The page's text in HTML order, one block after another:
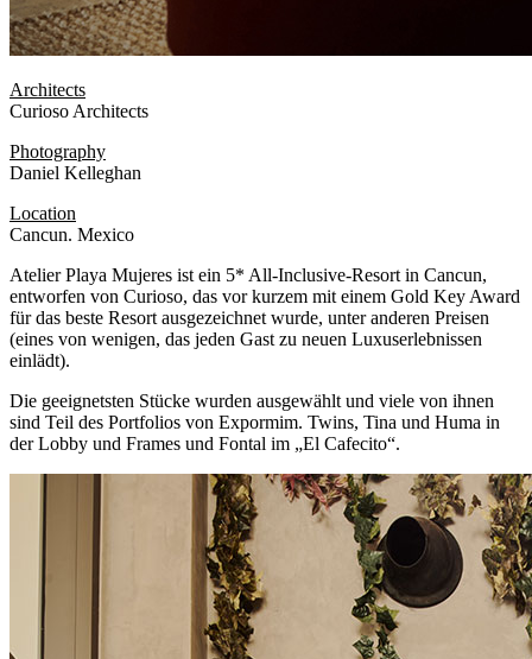
Architects
Curioso Architects
Photography
Daniel Kelleghan
Location
Cancun. Mexico
Atelier Playa Mujeres ist ein 5* All-Inclusive-Resort in Cancun,
entworfen von Curioso, das vor kurzem mit einem Gold Key Award
für das beste Resort ausgezeichnet wurde, unter anderen Preisen
(eines von wenigen, das jeden Gast zu neuen Luxuserlebnissen
einlädt).
Die geeignetsten Stücke wurden ausgewählt und viele von ihnen
sind Teil des Portfolios von Expormim. Twins, Tina und Huma in
der Lobby und Frames und Fontal im „El Cafecito“.